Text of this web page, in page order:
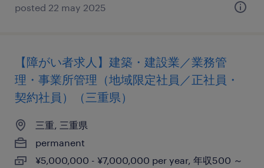
posted 22 may 2025
【障がい者求人】建築・建設業／業務管
理・事業所管理（地域限定社員／正社員・
契約社員）（三重県）
三重, 三重県
permanent
¥5,000,000 - ¥7,000,000 per year, 年収500 ～